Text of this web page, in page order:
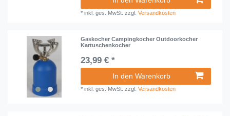
*inkl. ges. MwSt. zzgl.Versandkosten
Gaskocher Campingkocher Outdoorkocher
Kartuschenkocher
23,99 € *
In den Warenkorb
*inkl. ges. MwSt. zzgl.Versandkosten